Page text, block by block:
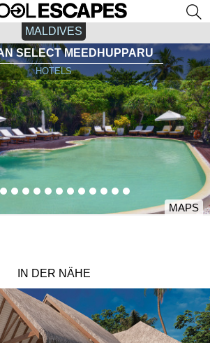
MALDIVES
SELECT MEEDHUPPARU
HOTELS
MAPS
IN DER NÄHE